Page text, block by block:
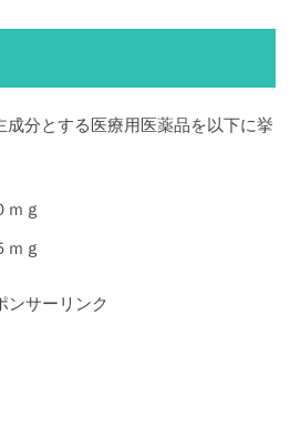
成分とする医療用医薬品を以下に挙
ｍｇ
ｍｇ
ンサーリンク